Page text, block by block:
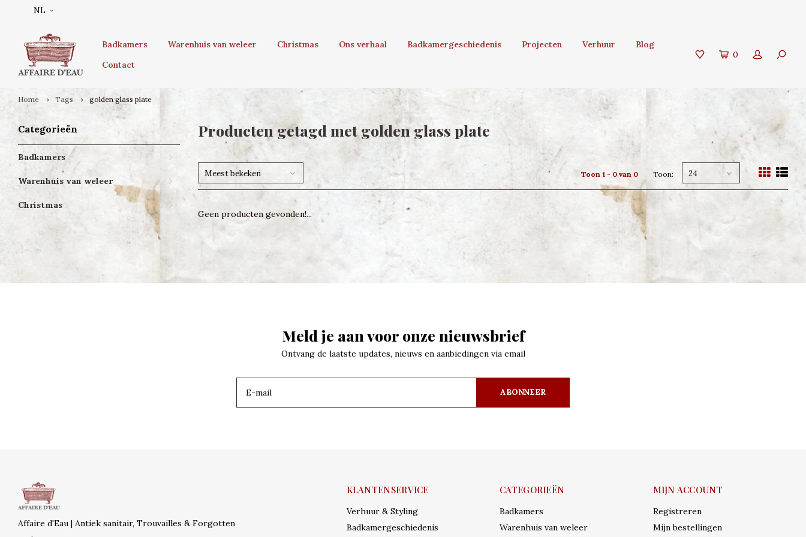
NL
Badkamers Warenhuis van weleer Christmas Ons verhaal Badkamergeschiedenis Projecten Verhuur
Blog
Contact
0
Home Tags golden glass plate
Categorieën
Badkamers
Warenhuis van weleer
Christmas
Producten getagd met golden glass plate
Meest bekeken Toon 1 - 0 van 0 Toon: 24
Geen producten gevonden!...
Meld je aan voor onze nieuwsbrief
Ontvang de laatste updates, nieuws en aanbiedingen via email
ABONNEER
Affaire d'Eau | Antiek sanitair, Trouvailles & Forgotten
KLANTENSERVICE
Verhuur & Styling
Badkamergeschiedenis
CATEGORIEËN
Badkamers
Warenhuis van weleer
MIJN ACCOUNT
Registreren
Mijn bestellingen